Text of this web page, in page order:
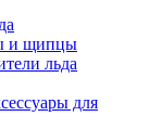
и щипцы
льда
для